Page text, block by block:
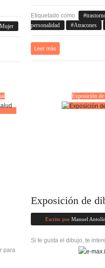
Mujer
Etiquetado como
personalidad
Atracones
Leer más
para
Exposición
Exposición de
Escrito por Manuel
Si te gusta el dibujo, te